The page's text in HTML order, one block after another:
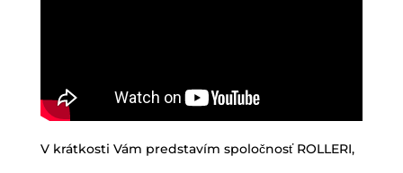
V krátkosti Vám predstavím spoločnosť ROLLERI,